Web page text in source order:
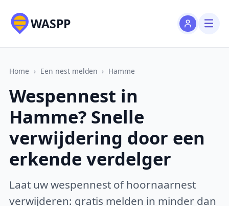
WASPP
Home › Een nest melden › Hamme
Wespennest in
Hamme? Snelle
verwijdering door een
erkende verdelger
Laat uw wespennest of hoornaarnest
verwijderen: gratis melden in minder dan